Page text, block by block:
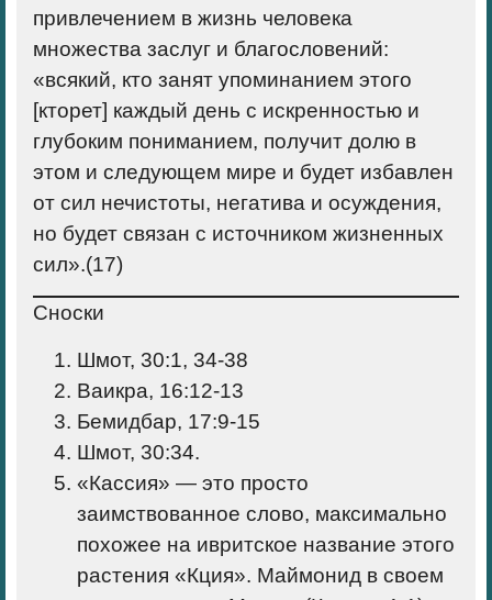
привлечением в жизнь человека
множества заслуг и благословений:
«всякий, кто занят упоминанием этого
[кторет] каждый день с искренностью и
глубоким пониманием, получит долю в
этом и следующем мире и будет избавлен
от сил нечистоты, негатива и осуждения,
но будет связан с источником жизненных
сил».(17)
Сноски
Шмот, 30:1, 34-38
Ваикра, 16:12-13
Бемидбар, 17:9-15
Шмот, 30:34.
«Кассия» — это просто
заимствованное слово, максимально
похожее на ивритское название этого
растения «Кция». Маймонид в своем